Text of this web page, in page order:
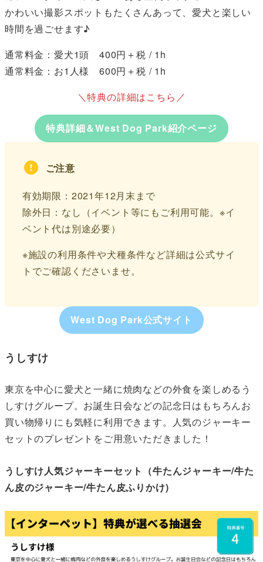
かわいい撮影スポットもたくさんあって、愛犬と楽しい
時間を過ごせます♪
通常料金：愛犬1頭 400円＋税 / 1h
通常料金：お1人様 600円＋税 / 1h
＼特典の詳細はこちら／
特典詳細＆West Dog Park紹介ページ
ご注意
有効期限：2021年12月末まで
除外日：なし（イベント等にもご利用可能。※イ
ベント代は別途必要）
※施設の利用条件や犬種条件など詳細は公式サイ
トでご確認くださいませ。
West Dog Park公式サイト
うしすけ
東京を中心に愛犬と一緒に焼肉などの外食を楽しめるう
しすけグループ。お誕生日会などの記念日はもちろんお
買い物帰りにも気軽に利用できます。人気のジャーキー
セットのプレゼントをご用意いただきました！
うしすけ人気ジャーキーセット（牛たんジャーキー/牛た
ん皮のジャーキー/牛たん皮ふりかけ)